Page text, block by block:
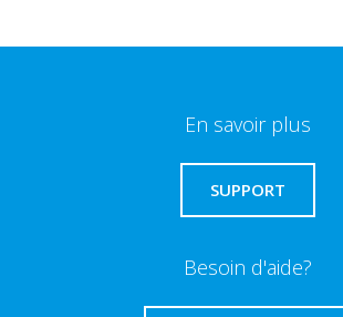
En savoir plus
SUPPORT
Besoin d'aide?